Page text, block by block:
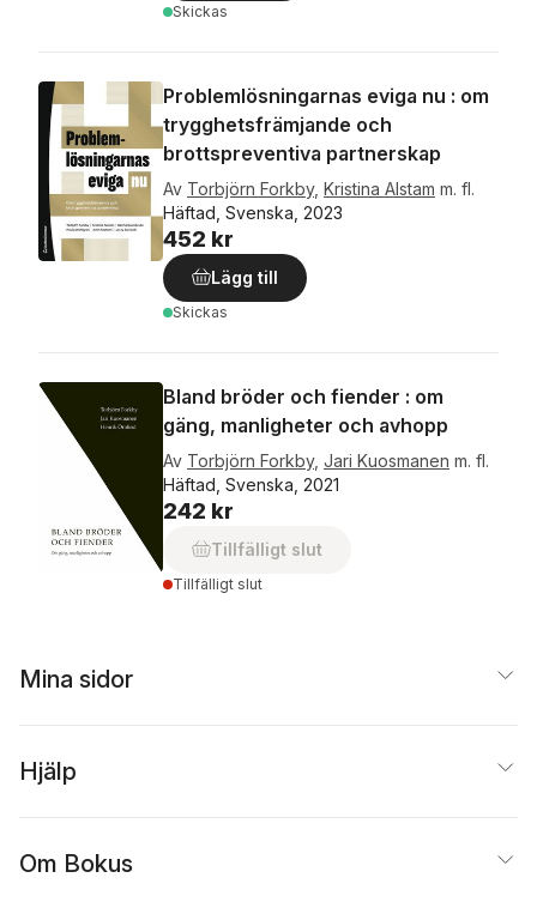
Skickas
Problemlösningarnas eviga nu : om
trygghetsfrämjande och
brottspreventiva partnerskap
Av Torbjörn Forkby, Kristina Alstam m. fl.
Häftad, Svenska, 2023
452 kr
Lägg till
Skickas
Bland bröder och fiender : om
gäng, manligheter och avhopp
Av Torbjörn Forkby, Jari Kuosmanen m. fl.
Häftad, Svenska, 2021
242 kr
Tillfälligt slut
Tillfälligt slut
Mina sidor
Hjälp
Om Bokus